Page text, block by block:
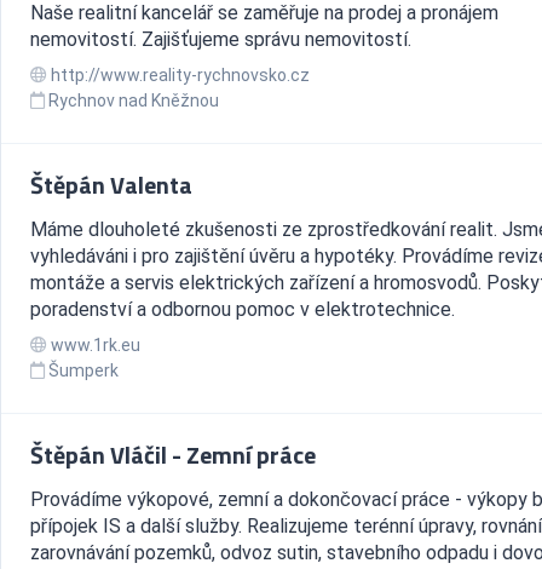
Naše realitní kancelář se zaměřuje na prodej a pronájem
nemovitostí. Zajišťujeme správu nemovitostí.
http://www.reality-rychnovsko.cz
Rychnov nad Kněžnou
Štěpán Valenta
Máme dlouholeté zkušenosti ze zprostředkování realit.
vyhledáváni i pro zajištění úvěru a hypotéky. Provádíme
montáže a servis elektrických zařízení a hromosvodů.
poradenství a odbornou pomoc v elektrotechnice.
www.1rk.eu
Šumperk
Štěpán Vláčil - Zemní práce
Provádíme výkopové, zemní a dokončovací práce - výkopy
přípojek IS a další služby. Realizujeme terénní úpravy,
zarovnávání pozemků, odvoz sutin, stavebního odpadu i